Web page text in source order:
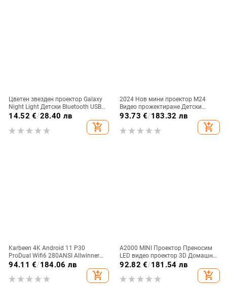
Цветен звезден проектор Galaxy
Night Light Детски Bluetooth USB
музикален плейър Star NightLight
Романтичен проектор Нощна
лампа Подарък
14.52 €/28.40 лв
add_shopping_cart
2024 Нов мини проектор M24
Видео прожектиране Детски
подаръци LED Преносим
домашен проектор Съвместим
HDMI USB 640*480P Поддържа
93.73 €/183.32 лв
add_shopping_cart
Karbeen 4K Android 11 P30
ProDual Wifi6 280ANSI Allwinner
H713 BT5.0 1080P 1280*720P
проектор
94.11 €/184.06 лв
add_shopping_cart
A2000 MINI Проектор Преносим
LED видео проектор 3D Домашно
кино Игра Лазерен проектор
Smart TV BOX 1080P 4K Чрез HD
порт
92.82 €/181.54 лв
add_shopping_cart